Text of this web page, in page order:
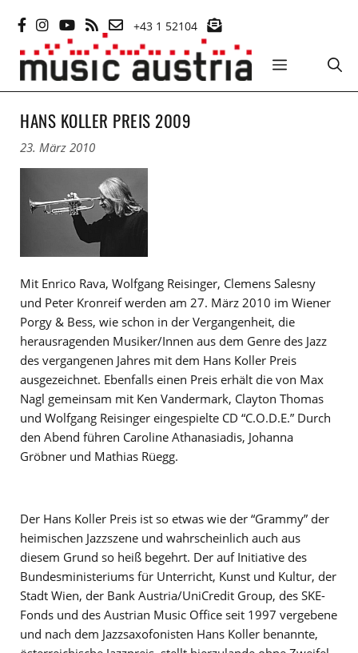
Inhalt
springen
+43 1 52104
MENÜ
HANS KOLLER PREIS 2009
23. März 2010
Mit Enrico Rava, Wolfgang Reisinger, Clemens Salesny
und Peter Kronreif werden am 27. März 2010 im Wiener
Porgy & Bess, wie schon in der Vergangenheit, die
herausragenden Musiker/Innen aus dem Genre des Jazz
des vergangenen Jahres mit dem Hans Koller Preis
ausgezeichnet. Ebenfalls einen Preis erhält die von Max
Nagl gemeinsam mit Ken Vandermark, Clayton Thomas
und Wolfgang Reisinger eingespielte CD “C.O.D.E.” Durch
den Abend führen Caroline Athanasiadis, Johanna
Gröbner und Mathias Rüegg.
Der Hans Koller Preis ist so etwas wie der “Grammy” der
heimischen Jazzszene und wahrscheinlich auch aus
diesem Grund so heiß begehrt. Der auf Initiative des
Bundesministeriums für Unterricht, Kunst und Kultur, der
Stadt Wien, der Bank Austria/UniCredit Group, des SKE-
Fonds und des Austrian Music Office seit 1997 vergebene
und nach dem Jazzsaxofonisten Hans Koller benannte,